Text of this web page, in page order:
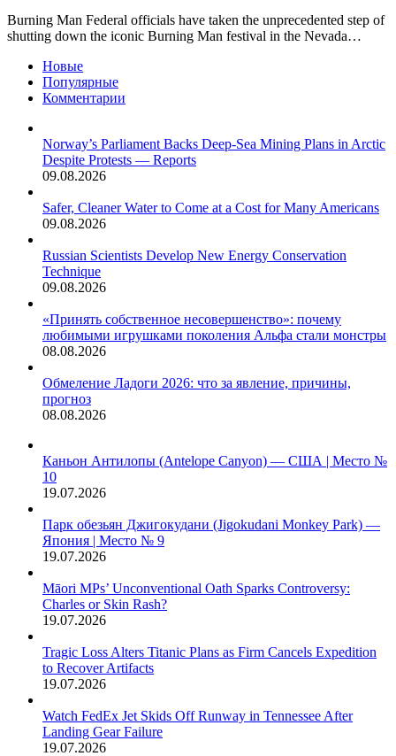
Event
Into
Burning Man Federal officials have taken the unprecedented step of
shutting down the iconic Burning Man festival in the Nevada…
Новые
Популярные
Комментарии
Norway’s Parliament Backs Deep-Sea Mining Plans in Arctic
Despite Protests — Reports
09.08.2026
Safer, Cleaner Water to Come at a Cost for Many Americans
09.08.2026
Russian Scientists Develop New Energy Conservation
Technique
09.08.2026
«Принять собственное несовершенство»: почему
любимыми игрушками поколения Альфа стали монстры
08.08.2026
Обмеление Ладоги 2026: что за явление, причины,
прогноз
08.08.2026
Каньон Антилопы (Antelope Canyon) — США | Место №
10
19.07.2026
Парк обезьян Джигокудани (Jigokudani Monkey Park) —
Япония | Место № 9
19.07.2026
Māori MPs’ Unconventional Oath Sparks Controversy:
Charles or Skin Rash?
19.07.2026
Tragic Loss Alters Titanic Plans as Firm Cancels Expedition
to Recover Artifacts
19.07.2026
Watch FedEx Jet Skids Off Runway in Tennessee After
Landing Gear Failure
19.07.2026